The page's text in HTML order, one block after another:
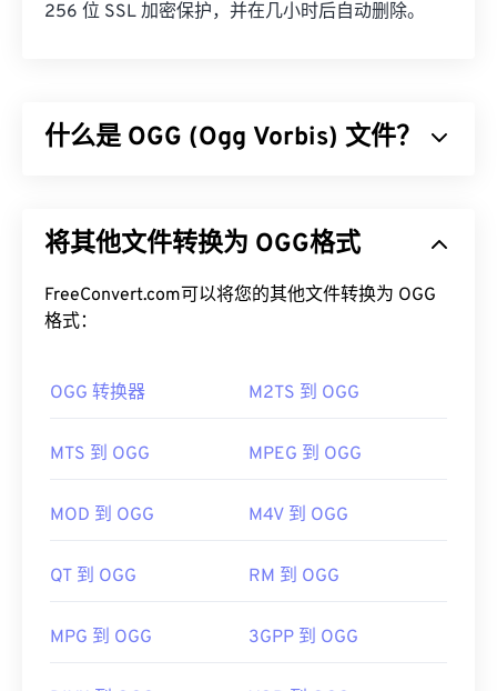
256 位 SSL 加密保护，并在几小时后自动删除。
什么是 OGG (Ogg Vorbis) 文件？
免版税的编码方案。与MP3一样，OGG 文件以其高
标题信息。
打开 OGG 文件的默认程序是VLC 媒体播放器
Media Player、 RealPlayer、Winamp、
如果需要，您可以直接在
Google Drive中打开 OGG
设备上使用。请注意，Apple 产品不支持 OGG。
首次发行：2000 年
将其他文件转换为 OGG格式
FreeConvert.com可以将您的其他文件转换为 OGG
格式：
OGG 转换器 M2TS 到 OGG
MTS 到 OGG MPEG 到 OGG
MOD 到 OGG M4V 到 OGG
QT 到 OGG RM 到 OGG
MPG 到 OGG 3GPP 到 OGG